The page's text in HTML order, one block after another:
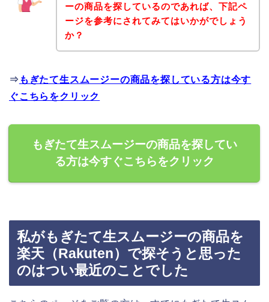
ーの商品を探しているのであれば、下記ペ
ージを参考にされてみてはいかがでしょう
か？
⇒ もぎたて生スムージーの商品を探している方は今す
ぐこちらをクリック
もぎたて生スムージーの商品を探してい
る方は今すぐこちらをクリック
私がもぎたて生スムージーの商品を
楽天（Rakuten）で探そうと思った
のはつい最近のことでした